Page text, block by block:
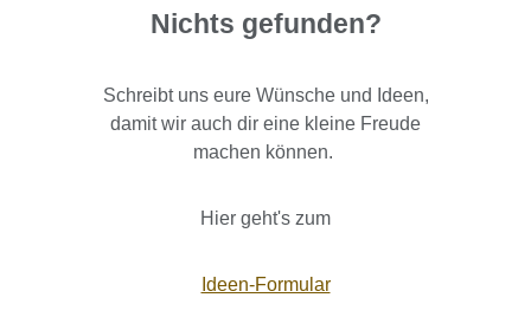
Nichts gefunden?
Schreibt uns eure Wünsche und Ideen,
damit wir auch dir eine kleine Freude
machen können.
Hier geht's zum
Ideen-Formular